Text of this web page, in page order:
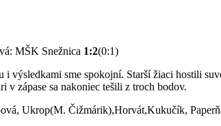
MŠK Snežnica 1:2(0:1)
výsledkami sme spokojní. Starší žiaci hostili
zápase sa nakoniec tešili z troch bodov.
Ukrop(M. Čižmárik),Horvát,Kukučík,